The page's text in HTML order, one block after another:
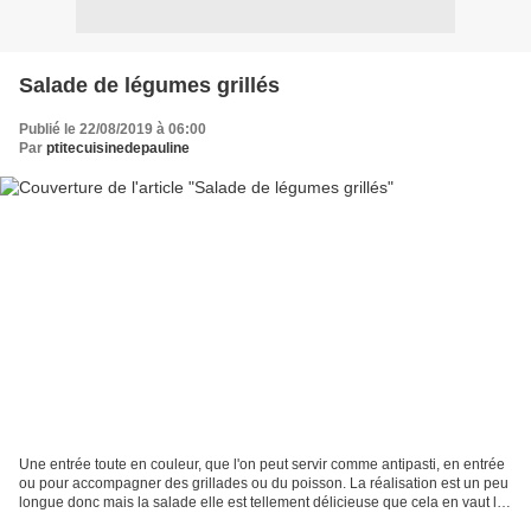
Salade de légumes grillés
Publié le 22/08/2019 à 06:00
Par ptitecuisinedepauline
Une entrée toute en couleur, que l'on peut servir comme antipasti, en entrée
ou pour accompagner des grillades ou du poisson. La réalisation est un peu
longue donc mais la salade elle est tellement délicieuse que cela en vaut la